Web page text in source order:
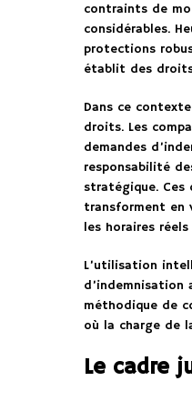
contraints de
considérables.
protections
établit des
Dans ce
droits. Les
demandes
responsabilité
stratégique. Ces
transforment en
les horaires
L’utilisation
d’indemnisation
méthodique de
où la charge de
Le cadre